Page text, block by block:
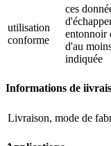
utilisation
conforme
ces
entonnoir
d'au
indiquée
Informations de
Livraison, mode de